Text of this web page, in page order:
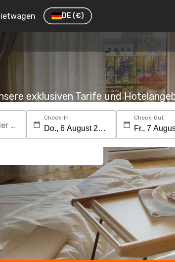
DE (€)
exklusiven Tarife und
Suchen Sie nach einem Reiseziel oder Hotel
Check-In Check-Out